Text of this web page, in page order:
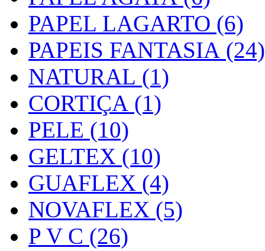
PAPEL LAGARTO (6)
PAPEIS FANTASIA (24)
NATURAL (1)
CORTIÇA (1)
PELE (10)
GELTEX (10)
GUAFLEX (4)
NOVAFLEX (5)
P V C (26)